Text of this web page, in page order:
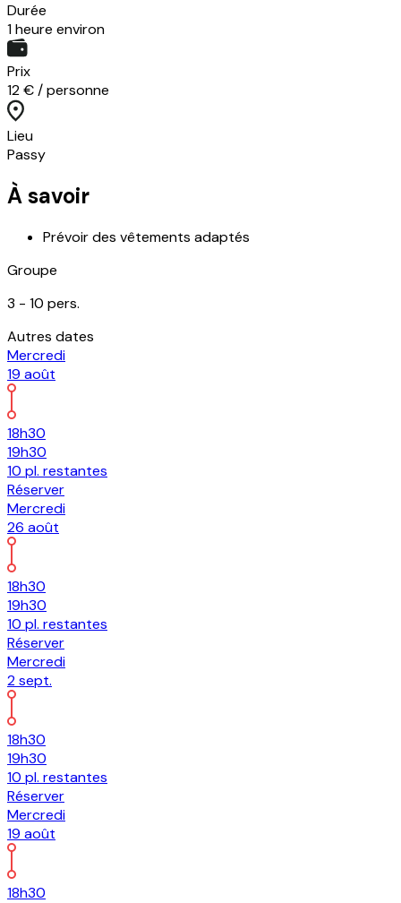
Durée
1 heure environ
Prix
12 € / personne
Lieu
Passy
À savoir
Prévoir des vêtements adaptés
Groupe
3 - 10 pers.
Autres dates
Mercredi
19 août
18h30
19h30
10 pl. restantes
Réserver
Mercredi
26 août
18h30
19h30
10 pl. restantes
Réserver
Mercredi
2sept.
18h30
19h30
10 pl. restantes
Réserver
Mercredi
19 août
18h30